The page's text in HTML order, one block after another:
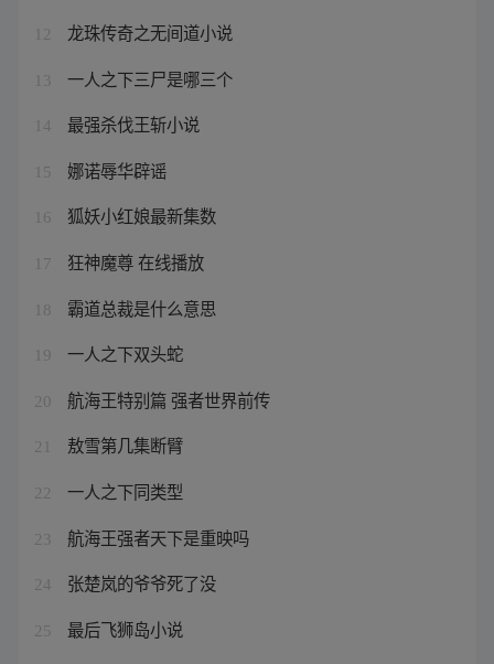
12 龙珠传奇之无间道小说
13 一人之下三尸是哪三个
14 最强杀伐王斩小说
15 娜诺辱华辟谣
16 狐妖小红娘最新集数
17 狂神魔尊 在线播放
18 霸道总裁是什么意思
19 一人之下双头蛇
20 航海王特别篇 强者世界前传
21 敖雪第几集断臂
22 一人之下同类型
23 航海王强者天下是重映吗
24 张楚岚的爷爷死了没
25
最后飞狮岛小说